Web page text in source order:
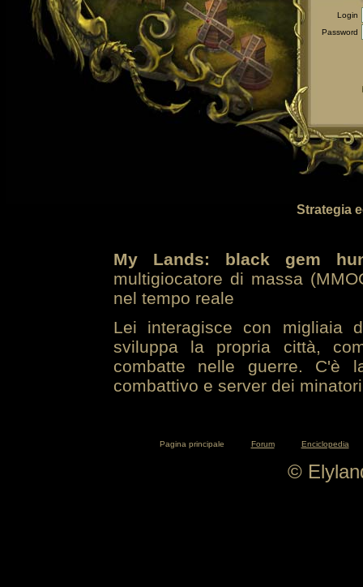
Login
Password
Strategia
My Lands: black gem
multigiocatore di massa
nel tempo reale
Lei interagisce con migliaia
sviluppa la propria città,
combatte nelle guerre. C'è
combattivo e server dei
Pagina principale Forum Enciclopedia
©